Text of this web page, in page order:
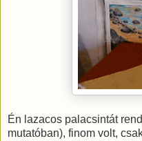
Én lazacos palacsintát
mutatóban), finom volt,